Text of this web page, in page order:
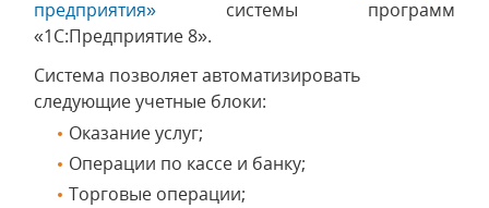
предприятия» системы программ
«1С:Предприятие 8».
Система позволяет автоматизировать
следующие учетные блоки:
Оказание услуг;
Операции по кассе и банку;
Торговые операции;